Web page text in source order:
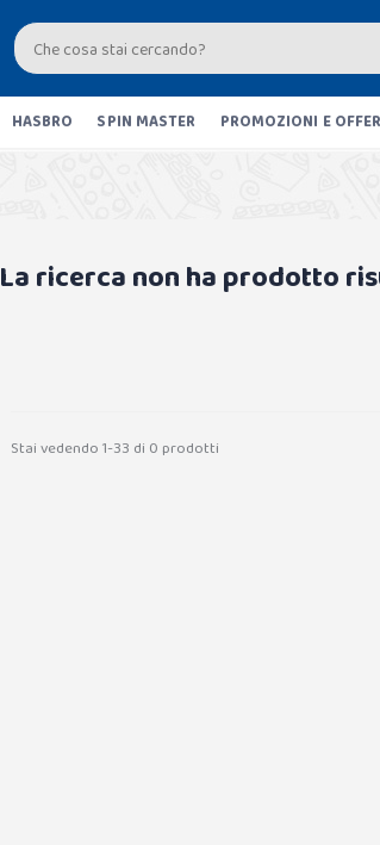
HASBRO SPIN MASTER PROMOZIONI E
La ricerca non ha prodotto
Stai vedendo 1-33 di 0 prodotti